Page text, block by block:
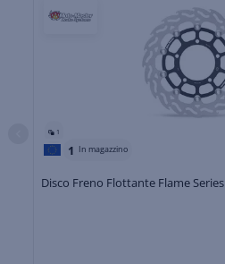
1
1 In magazzino
Disco Freno Flottante Flame Series